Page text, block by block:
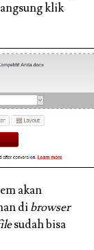
klik
akan
dibrowser
sudah bisa